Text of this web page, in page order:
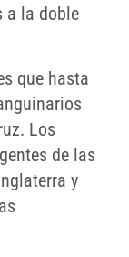
a la doble
que hasta
Los
de las
y